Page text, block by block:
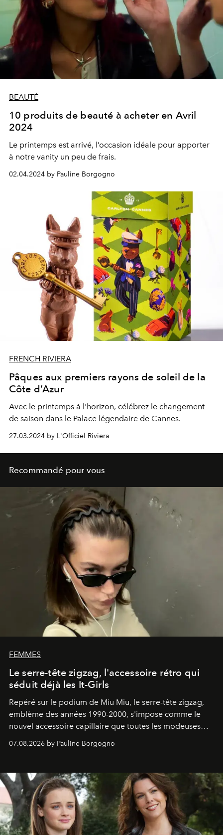
BEAUTÉ
10 produits de beauté à acheter en Avril
2024
Le printemps est arrivé, l’occasion idéale pour apporter
à notre vanity un peu de frais.
02.04.2024 by Pauline Borgogno
FRENCH RIVIERA
Pâques aux premiers rayons de soleil de la
Côte d’Azur
Avec le printemps à l'horizon, célébrez le changement
de saison dans le Palace légendaire de Cannes.
27.03.2024 by L'Officiel Riviera
Recommandé pour vous
FEMMES
Le serre-tête zigzag, l'accessoire rétro qui
séduit déjà les It-Girls
Repéré sur le podium de Miu Miu, le serre-tête zigzag,
emblème des années 1990-2000, s'impose comme le
nouvel accessoire capillaire que toutes les modeuses
s'arrachent déjà.
07.08.2026 by Pauline Borgogno